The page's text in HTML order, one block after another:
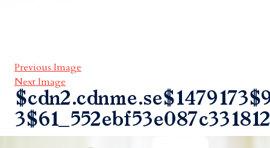
Previous Image
Next Image